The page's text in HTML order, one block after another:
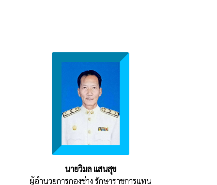
นายวิมล แสนสุข
ผู้อำนวยการกองช่าง รักษาราชการแทน